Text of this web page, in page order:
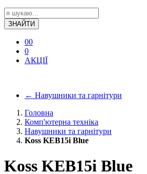
ЗНАЙТИ
00
0
АКЦІЇ
← Навушники та гарнітури
Головна
Комп'ютерна техніка
Навушники та гарнітури
Koss KEB15i Blue
Koss KEB15i Blue